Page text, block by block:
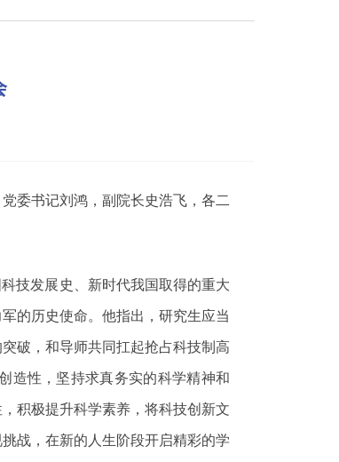
委书记刘鸿，副院长史浩飞，各二
技发展史、新时代我国取得的重大
的历史使命。他指出，研究生应当
破，和导师共同扛起抢占科技制高
造性，坚持求真务实的科学精神和
积极提升科学素养，将科技创新文
战，在新的人生阶段开启精彩的学